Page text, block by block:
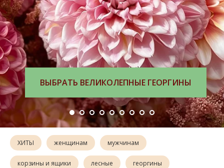
БУКЕТЫ
С МУЖСКИМ ХАРАКТЕРОМ
ВЫБРАТЬ БУКЕТ
ХИТЫ женщинам мужчинам
корзины и ящики лесные георгины